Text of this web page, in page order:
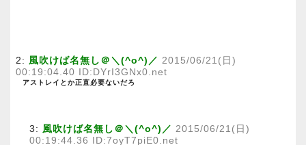
2: 風吹けば名無し＠＼(^o^)／ 2015/06/21(日)
00:19:04.40 ID:DYrI3GNx0.net
アストレイとか正直必要ないだろ
3: 風吹けば名無し＠＼(^o^)／ 2015/06/21(日)
00:19:44.36 ID:7oyT7piE0.net